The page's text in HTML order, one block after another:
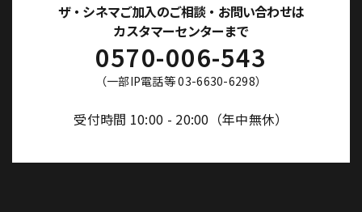
ザ・シネマご加入のご相談・お問い合わせは
カスタマーセンターまで
0570-006-543
（一部IP電話等 03-6630-6298）
受付時間 10:00 - 20:00（年中無休）